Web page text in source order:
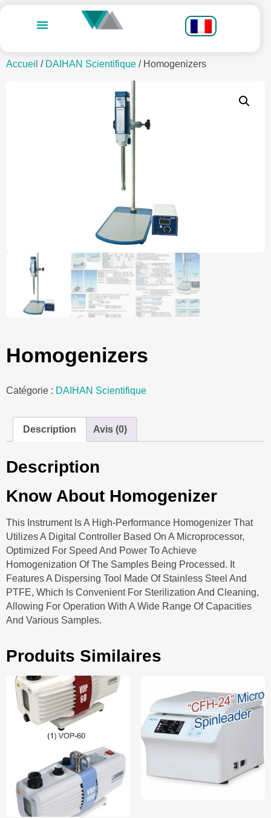
Accueil / DAIHAN Scientifique / Homogenizers
Homogenizers
Catégorie : DAIHAN Scientifique
Description Avis (0)
Description
Know About Homogenizer
This Instrument Is A High-Performance Homogenizer That
Utilizes A Digital Controller Based On A Microprocessor,
Optimized For Speed And Power To Achieve
Homogenization Of The Samples Being Processed. It
Features A Dispersing Tool Made Of Stainless Steel And
PTFE, Which Is Convenient For Sterilization And Cleaning,
Allowing For Operation With A Wide Range Of Capacities
And Various Samples.
Produits Similaires